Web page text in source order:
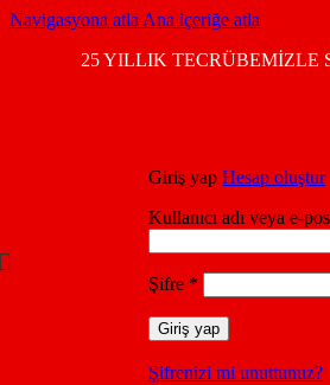
Navigasyona atla Ana içeriğe atla
25 YILLIK TECRÜBEMİZLE
Giriş yap Hesap oluştur
Kullanıcı adı veya e-
Şifre *
Giriş yap
Şifrenizi mi unuttunuz?